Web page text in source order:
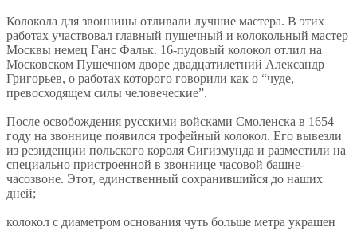
Колокола для звонницы отливали лучшие мастера. В этих
работах участвовал главный пушечный и колокольный мастер
Москвы немец Ганс Фальк. 16-пудовый колокол отлил на
Московском Пушечном дворе двадцатилетний Александр
Григорьев, о работах которого говорили как о “чуде,
превосходящем силы человеческие”.
После освобождения русскими войсками Смоленска в 1654
году на звоннице появился трофейный колокол. Его вывезли
из резиденции польского короля Сигизмунда и разместили на
специально пристроенной в звоннице часовой башне-
часозвоне. Этот, единственный сохранившийся до наших
дней;
колокол с диаметром основания чуть больше метра украшен